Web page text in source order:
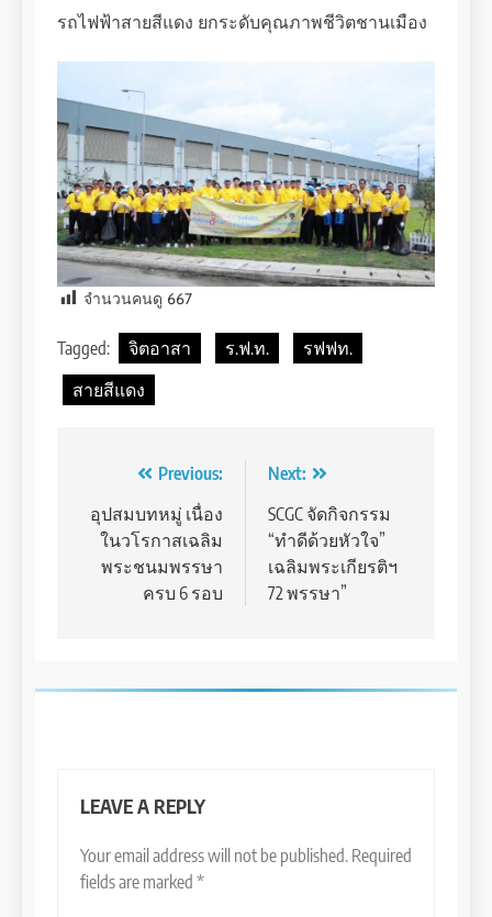
รถไฟฟ้าสายสีแดง ยกระดับคุณภาพชีวิตชานเมือง
จำนวนคนดู 667
Tagged: จิตอาสา ร.ฟ.ท.
รฟฟท.
สายสีแดง
navigation
Previous:
อุปสมบทหมู่ เนื่อง
ในวโรกาสเฉลิม
พระชนมพรรษา
ครบ 6 รอบ
Next:
SCGC จัดกิจกรรม
“ทำดีด้วยหัวใจ”
เฉลิมพระเกียรติฯ
72 พรรษา”
LEAVE A REPLY
Your email address will not be published. Required
fields are marked *